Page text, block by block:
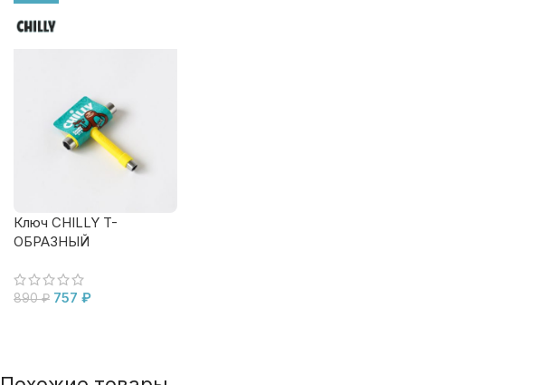
Ключ CHILLY T-
ОБРАЗНЫЙ
890₽ 757 ₽